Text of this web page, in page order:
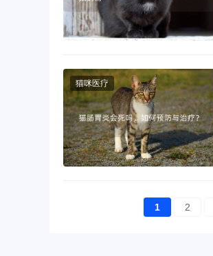
猫咪医疗
1 2